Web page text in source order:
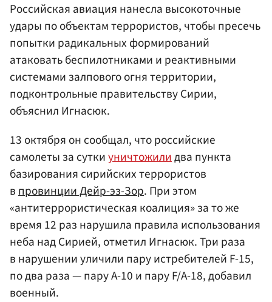
Российская авиация нанесла высокоточные
удары по объектам террористов, чтобы пресечь
попытки радикальных формирований
атаковать беспилотниками и реактивными
системами залпового огня территории,
подконтрольные правительству Сирии,
объяснил Игнасюк.
13 октября он сообщал, что российские
самолеты за суткиуничтожилидва пункта
базирования сирийских террористов
в провинции Дейр-эз-Зор. При этом
«антитеррористическая коалиция» за то же
время 12 раз нарушила правила использования
неба над Сирией, отметил Игнасюк. Три раза
в нарушении уличили пару истребителей F-15,
по два раза — пару A-10 и пару F/А-18, добавил
военный.